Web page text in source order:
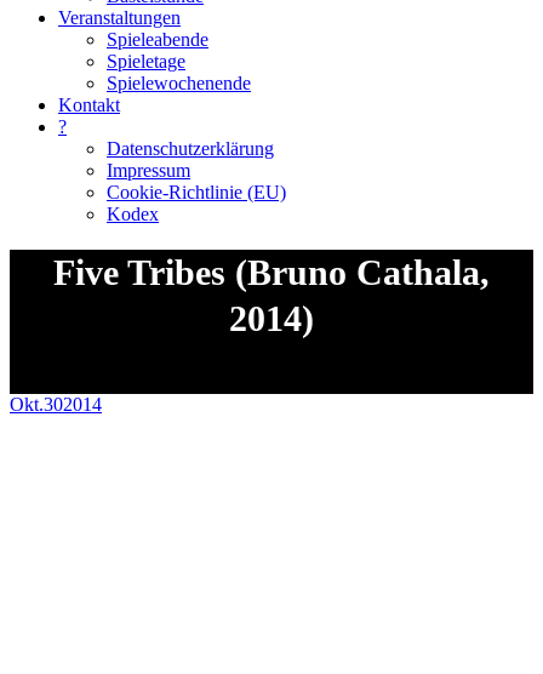
Veranstaltungen
Spieleabende
Spieletage
Spielewochenende
Kontakt
?
Datenschutzerklärung
Impressum
Cookie-Richtlinie (EU)
Kodex
Five Tribes (Bruno Cathala,
2014)
Okt.302014